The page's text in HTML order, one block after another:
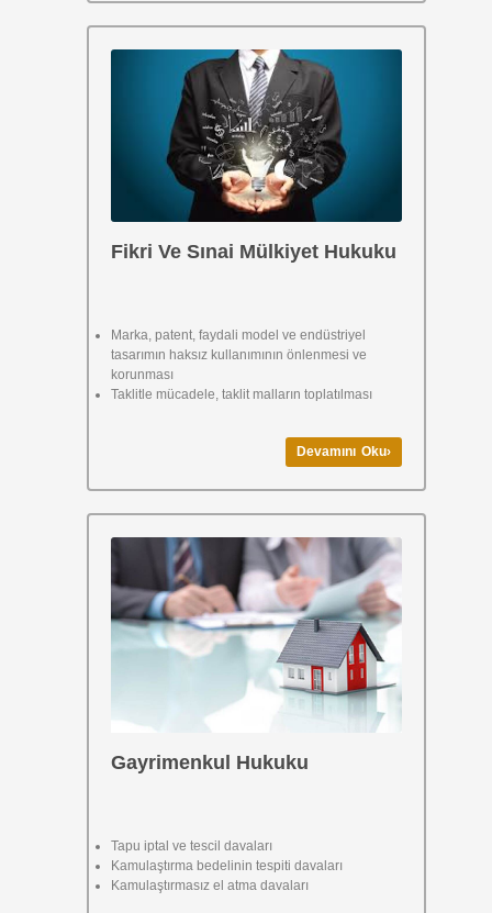
Fikri Ve Sınai Mülkiyet Hukuku
Marka, patent, faydali model ve endüstriyel
tasarımın haksız kullanımının önlenmesi ve
korunması
Taklitle mücadele, taklit malların toplatılması
Devamını Oku›
Gayrimenkul Hukuku
Tapu iptal ve tescil davaları
Kamulaştırma bedelinin tespiti davaları
Kamulaştırmasız el atma davaları